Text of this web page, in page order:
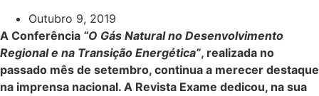
Outubro 9, 2019
A Conferência “O Gás Natural no Desenvolvimento
Regional e na Transição Energética”, realizada no
passado mês de setembro, continua a merecer destaque
na imprensa nacional. A Revista Exame dedicou, na sua